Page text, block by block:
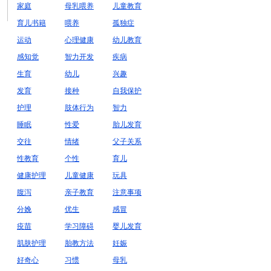
家庭
母乳喂养
儿童教育
育儿书籍
喂养
孤独症
运动
心理健康
幼儿教育
感知觉
智力开发
疾病
生育
幼儿
兴趣
发育
接种
自我保护
护理
肢体行为
智力
睡眠
性爱
胎儿发育
交往
情绪
父子关系
性教育
个性
育儿
健康护理
儿童健康
玩具
腹泻
亲子教育
注意事项
分娩
优生
感冒
疫苗
学习障碍
婴儿发育
肌肤护理
胎教方法
妊娠
好奇心
习惯 母乳